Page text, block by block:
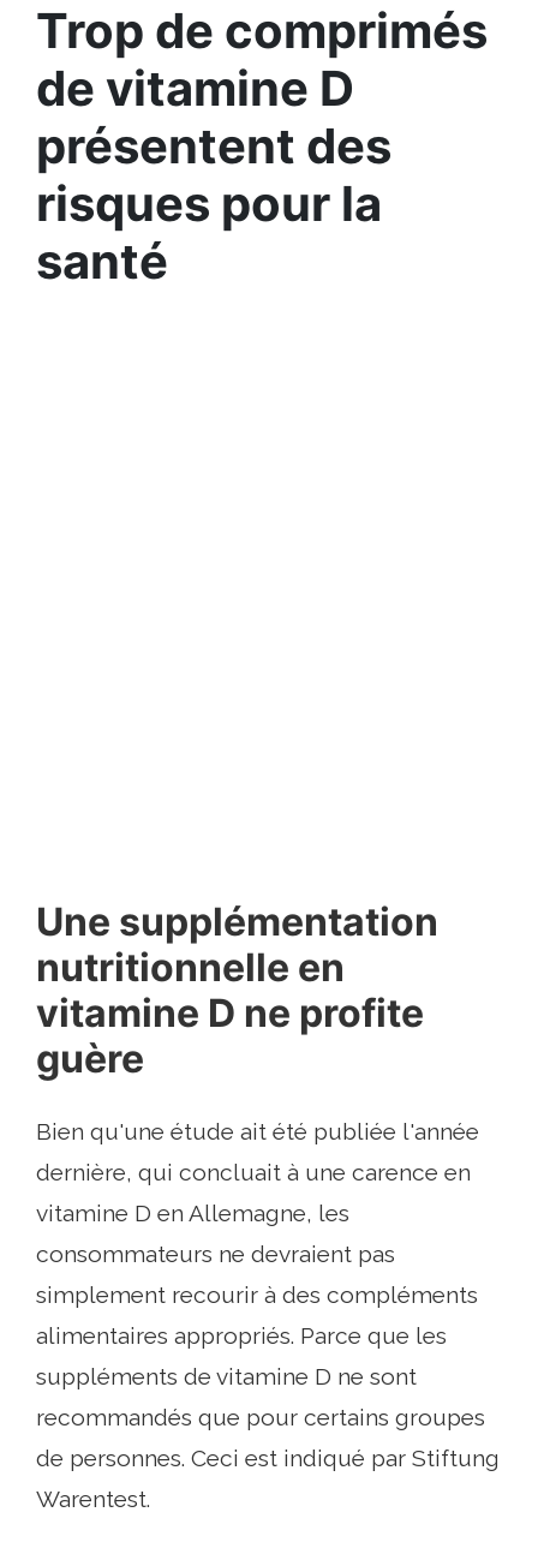
Trop de comprimés
de vitamine D
présentent des
risques pour la
santé
Une supplémentation
nutritionnelle en
vitamine D ne profite
guère
Bien qu'une étude ait été publiée l'année
dernière, qui concluait à une carence en
vitamine D en Allemagne, les
consommateurs ne devraient pas
simplement recourir à des compléments
alimentaires appropriés. Parce que les
suppléments de vitamine D ne sont
recommandés que pour certains groupes
de personnes. Ceci est indiqué par Stiftung
Warentest.